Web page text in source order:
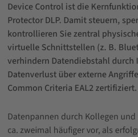
Device Control ist die
Protector DLP. Damit steuern,
kontrollieren Sie zentral
virtuelle Schnittstellen (z. B.
verhindern Datendiebstahl durch
Datenverlust über externe
Common Criteria EAL2 zertifiziert.
Datenpannen durch Kollegen
ca. zweimal häufiger vor, als